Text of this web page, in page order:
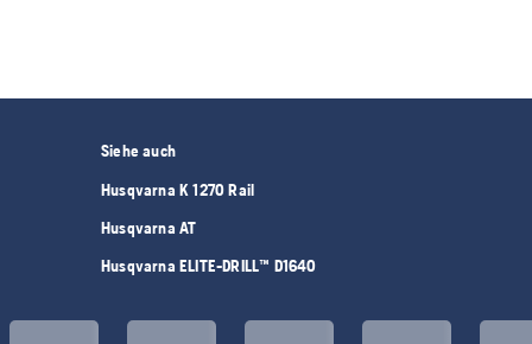
Siehe auch
Husqvarna K 1270 Rail
Husqvarna AT
Husqvarna ELITE-DRILL™ D1640